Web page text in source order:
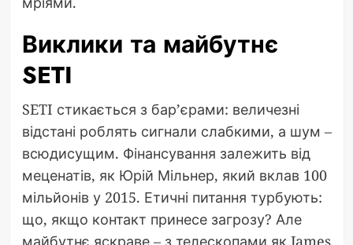
Виклики та майбутнє
SETI
SETI стикається з бар’єрами: величезні
відстані роблять сигнали слабкими, а шум –
всюдисущим. Фінансування залежить від
меценатів, як Юрій Мільнер, який вклав 100
мільйонів у 2015. Етичні питання турбують:
що, якщо контакт принесе загрозу? Але
майбутнє яскраве – з телескопами як James